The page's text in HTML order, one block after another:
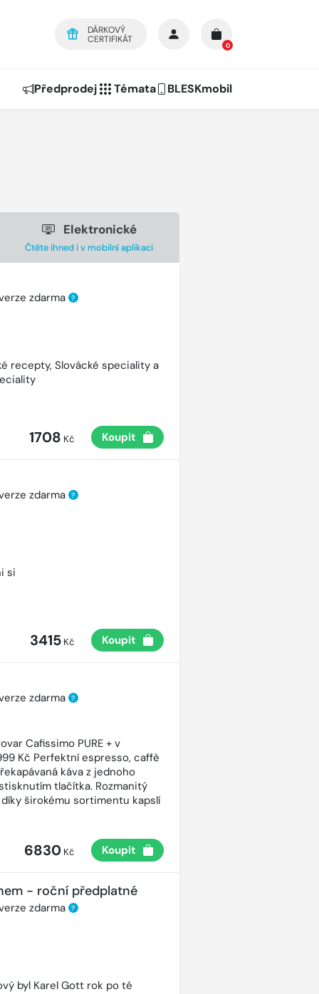
DÁRKOVÝ
CERTIFIKÁT
0
Předprodej Témata BLESKmobil
Elektronické
Čtěte ihned i v mobilní aplikaci
zdarma ?
recepty, Slovácké speciality a
1708 Kč Koupit
zdarma ?
si
3415Kč Koupit
zdarma ?
Cafissimo PURE + v
Kč Perfektní espresso, caffè
káva z jednoho
tlačítka. Rozmanitý
širokému sortimentu kapslí
6830Kč Koupit
- roční předplatné
zdarma ?
byl Karel Gott rok po té